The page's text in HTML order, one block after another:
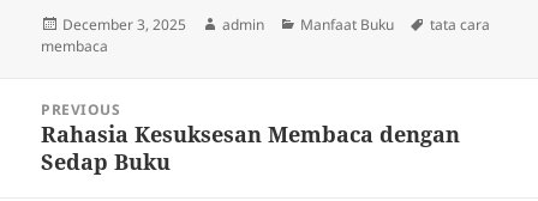
Posted
on
December 3, 2025 Author
admin Categories
Manfaat Buku Tags
tata cara
membaca
navigation
PREVIOUS
Previous
post:
Rahasia Kesuksesan Membaca dengan
Sedap Buku